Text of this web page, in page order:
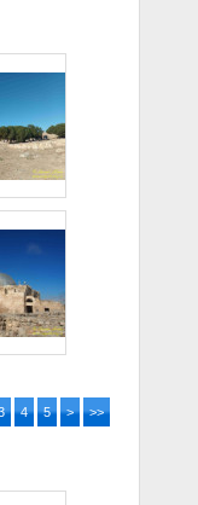
4 5 > >>